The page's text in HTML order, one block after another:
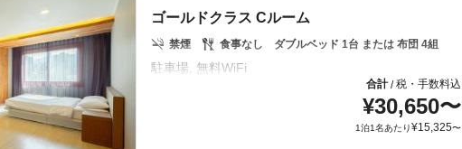
ゴールドクラス Cルーム
禁煙 食事なし ダブルベッド 1台 または 布団 4組
合計/税・手数料込
¥30,650〜
1泊1名あたり¥15,325〜